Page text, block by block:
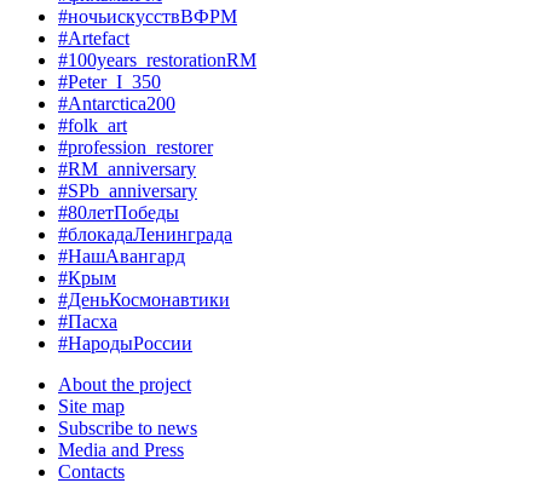
#ночьискусствВФРМ
#Artefact
#100years_restorationRM
#Peter_I_350
#Antarctica200
#folk_art
#profession_restorer
#RM_anniversary
#SPb_anniversary
#80летПобеды
#блокадаЛенинграда
#НашАвангард
#Крым
#ДеньКосмонавтики
#Пасха
#НародыРоссии
About the project
Site map
Subscribe to news
Media and Press
Contacts